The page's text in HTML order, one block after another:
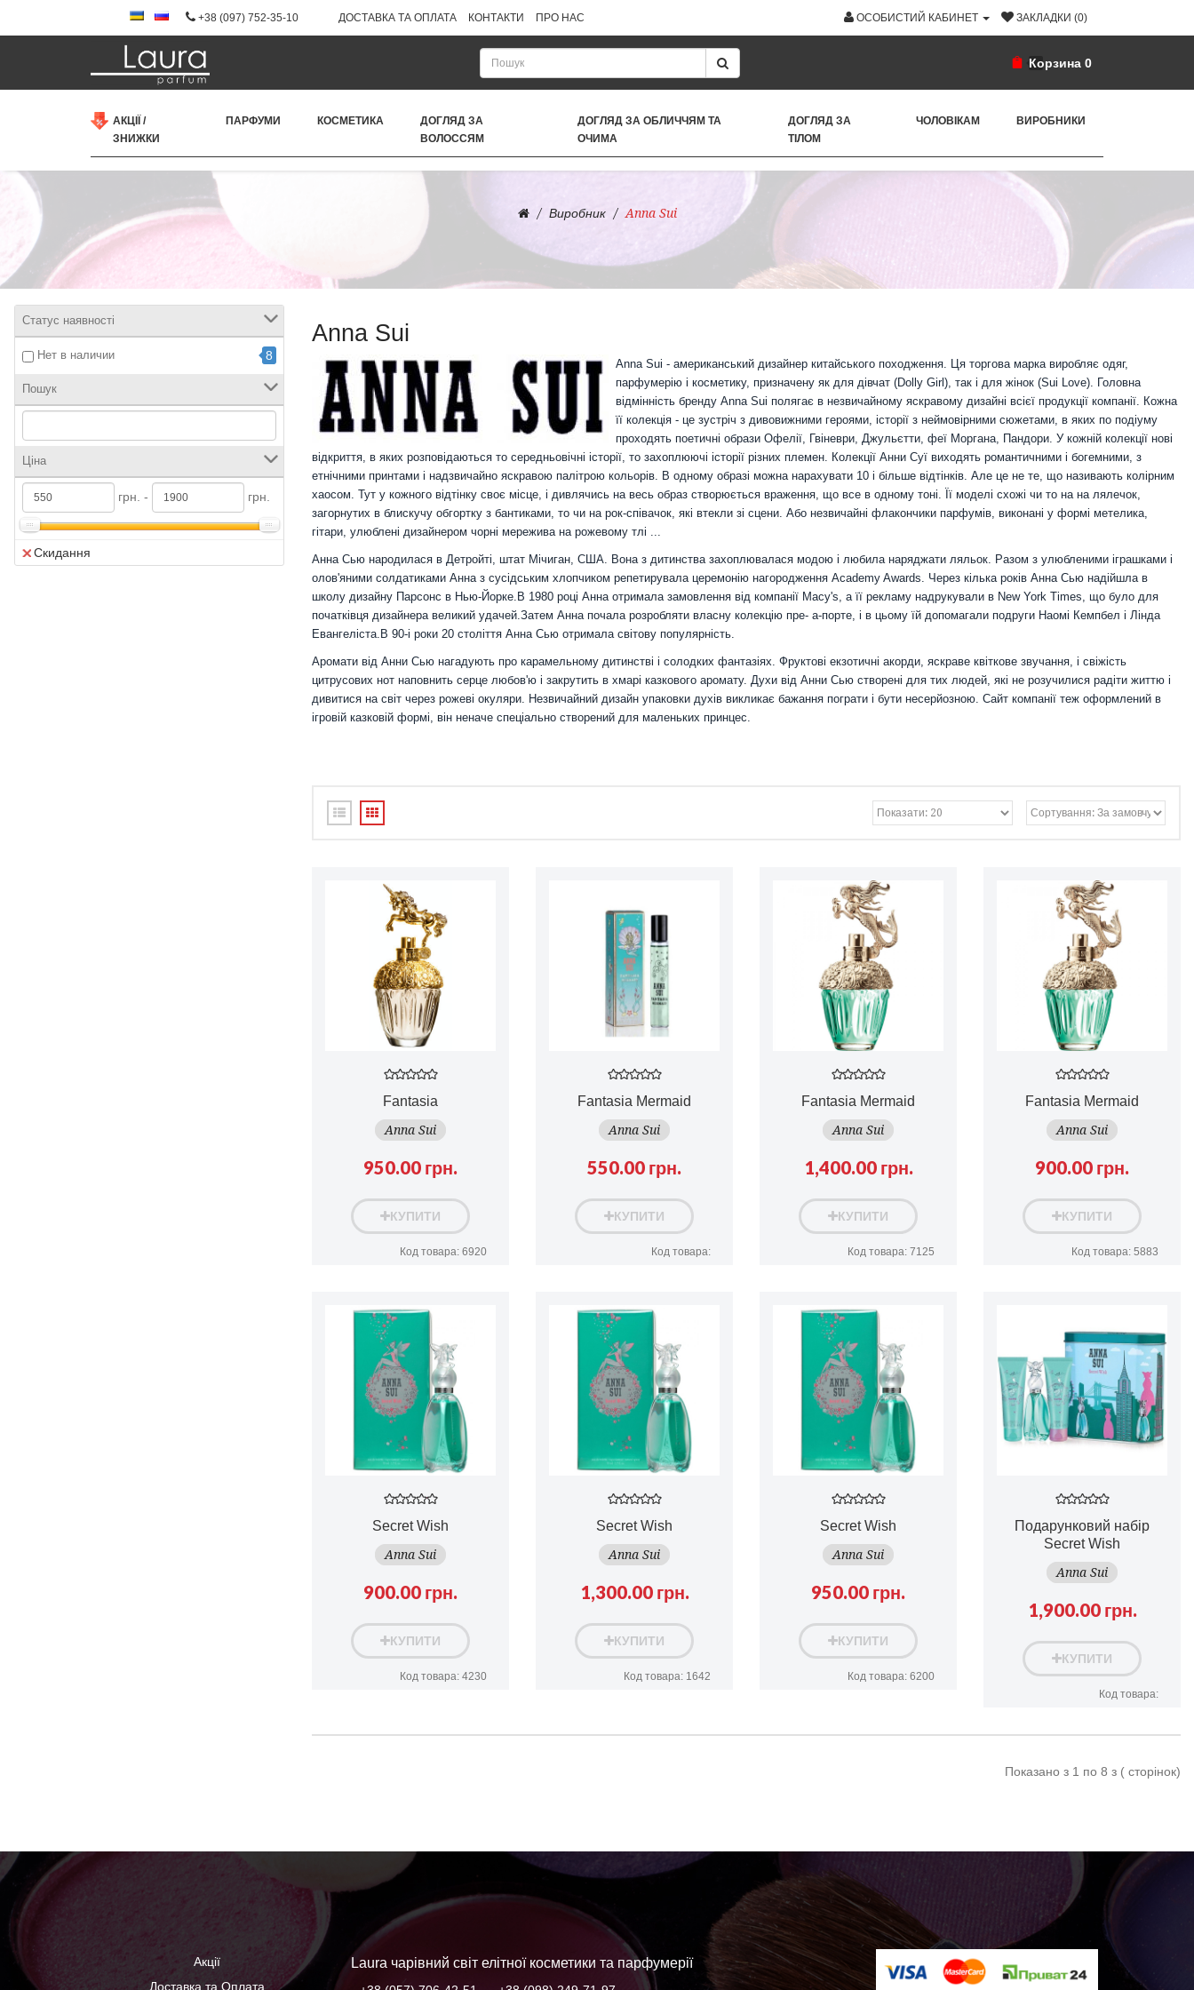
+38 (097) 752-35-10 ДОСТАВКА ТА ОПЛАТА КОНТАКТИ ПРО НАС ОСОБИСТИЙ КАБИНЕТ ЗАКЛАДКИ (0)
Корзина 0
АКЦІЇ /
ЗНИЖКИ
ПАРФУМИ КОСМЕТИКА
ДОГЛЯД ЗА
ВОЛОССЯМ
ДОГЛЯД ЗА ОБЛИЧЧЯМ ТА
ОЧИМА
ДОГЛЯД ЗА
ТІЛОМ
ЧОЛОВІКАМ ВИРОБНИКИ
Виробник Anna Sui
Статус наявності
Нет в наличии 8
Пошук
Ціна
грн. - грн.
Скидання
Anna Sui
Anna Sui - американський дизайнер китайського походження. Ця торгова марка виробляє одяг,
парфумерію і косметику, призначену як для дівчат (Dolly Girl), так і для жінок (Sui Love). Головна
відмінність бренду Anna Sui полягає в незвичайному яскравому дизайні всієї продукції компанії. Кожна
її колекція - це зустріч з дивовижними героями, історії з неймовірними сюжетами, в яких по подіуму
проходять поетичні образи Офелії, Гвіневри, Джульєтти, феї Моргана, Пандори. У кожній колекції нові
відкриття, в яких розповідаються то середньовічні історії, то захоплюючі історії різних племен. Колекції Анни Суї виходять романтичними і богемними, з
етнічними принтами і надзвичайно яскравою палітрою кольорів. В одному образі можна нарахувати 10 і більше відтінків. Але це не те, що називають колірним
хаосом. Тут у кожного відтінку своє місце, і дивлячись на весь образ створюється враження, що все в одному тоні. Її моделі схожі чи то на на лялечок,
загорнутих в блискучу обгортку з бантиками, то чи на рок-співачок, які втекли зі сцени. Або незвичайні флакончики парфумів, виконані у формі метелика,
гітари, улюблені дизайнером чорні мережива на рожевому тлі ...
Анна Сью народилася в Детройті, штат Мічиган, США. Вона з дитинства захоплювалася модою і любила наряджати ляльок. Разом з улюбленими іграшками і
олов'яними солдатиками Анна з сусідським хлопчиком репетирувала церемонію нагородження Academy Awards. Через кілька років Анна Сью надійшла в
школу дизайну Парсонс в Нью-Йорке.В 1980 році Анна отримала замовлення від компанії Macy's, а її рекламу надрукували в New York Times, що було для
початківця дизайнера великий удачей.Затем Анна почала розробляти власну колекцію пре- а-порте, і в цьому їй допомагали подруги Наомі Кемпбел і Лінда
Евангеліста.В 90-і роки 20 століття Анна Сью отримала світову популярність.
Аромати від Анни Сью нагадують про карамельному дитинстві і солодких фантазіях. Фруктові екзотичні акорди, яскраве квіткове звучання, і свіжість
цитрусових нот наповнить серце любов'ю і закрутить в хмарі казкового аромату. Духи від Анни Сью створені для тих людей, які не розучилися радіти життю і
дивитися на світ через рожеві окуляри. Незвичайний дизайн упаковки духів викликає бажання пограти і бути несерйозною. Сайт компанії теж оформлений в
ігровій казковій формі, він неначе спеціально створений для маленьких принцес.
Fantasia
Anna Sui
950.00 грн.
КУПИТИ
Код товара: 6920
Fantasia Mermaid
Anna Sui
550.00 грн.
КУПИТИ
Код товара:
Fantasia Mermaid
Anna Sui
1,400.00 грн.
КУПИТИ
Код товара: 7125
Fantasia Mermaid
Anna Sui
900.00 грн.
КУПИТИ
Код товара: 5883
Secret Wish
Anna Sui
900.00 грн.
КУПИТИ
Код товара: 4230
Secret Wish
Anna Sui
1,300.00 грн.
КУПИТИ
Код товара: 1642
Secret Wish
Anna Sui
950.00 грн.
КУПИТИ
Код товара: 6200
Подарунковий набір
Secret Wish
Anna Sui
1,900.00 грн.
КУПИТИ
Код товара:
Показано з 1 по 8 з ( сторінок)
Акції
Доставка та Оплата
Laura чарівний світ елітної косметики та парфумерії